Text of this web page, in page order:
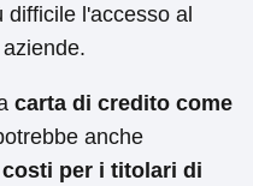
difficile l'accesso al
carta di credito come
anche
per i titolari di